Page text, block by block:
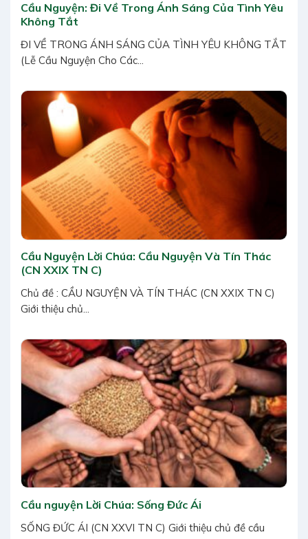
Cầu Nguyện: Đi Về Trong Ánh Sáng Của Tình Yêu
Không Tắt
ĐI VỀ TRONG ÁNH SÁNG CỦA TÌNH YÊU KHÔNG TẮT
(Lễ Cầu Nguyện Cho Các...
Cầu Nguyện Lời Chúa: Cầu Nguyện Và Tín Thác
(CN XXIX TN C)
Chủ đề : CẦU NGUYỆN VÀ TÍN THÁC (CN XXIX TN C)
Giới thiệu chủ...
Cầu nguyện Lời Chúa: Sống Đức Ái
SỐNG ĐỨC ÁI (CN XXVI TN C) Giới thiệu chủ đề cầu